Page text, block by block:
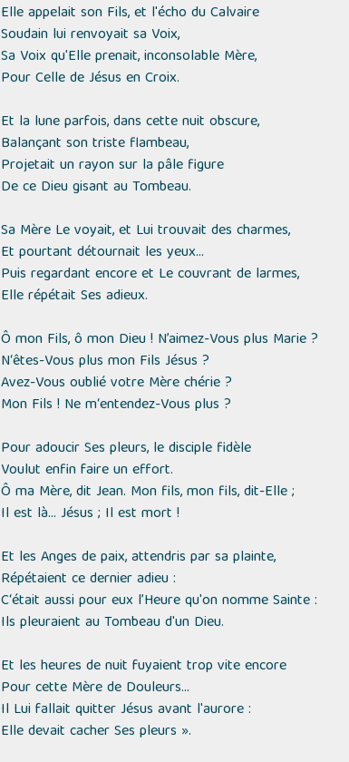
Elle appelait son Fils, et l'écho du Calvaire
Soudain lui renvoyait sa Voix,
Sa Voix qu'Elle prenait, inconsolable Mère,
Pour Celle de Jésus en Croix.
Et la lune parfois, dans cette nuit obscure,
Balançant son triste flambeau,
Projetait un rayon sur la pâle figure
De ce Dieu gisant au Tombeau.
Sa Mère Le voyait, et Lui trouvait des charmes,
Et pourtant détournait les yeux...
Puis regardant encore et Le couvrant de larmes,
Elle répétait Ses adieux.
Ô mon Fils, ô mon Dieu ! N’aimez-Vous plus Marie ?
N‘êtes-Vous plus mon Fils Jésus ?
Avez-Vous oublié votre Mère chérie ?
Mon Fils ! Ne m‘entendez-Vous plus ?
Pour adoucir Ses pleurs, le disciple fidèle
Voulut enfin faire un effort.
Ô ma Mère, dit Jean. Mon fils, mon fils, dit-Elle ;
Il est là... Jésus ; Il est mort !
Et les Anges de paix, attendris par sa plainte,
Répétaient ce dernier adieu :
C‘était aussi pour eux l’Heure qu'on nomme Sainte :
Ils pleuraient au Tombeau d'un Dieu.
Et les heures de nuit fuyaient trop vite encore
Pour cette Mère de Douleurs...
Il Lui fallait quitter Jésus avant l'aurore :
Elle devait cacher Ses pleurs ».